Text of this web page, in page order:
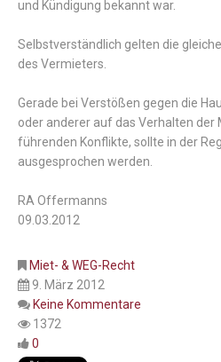
und Kündigung bekannt war.
Selbstverständlich gelten die
des Vermieters.
Gerade bei Verstößen gegen die
oder anderer auf das Verhalten der
führenden Konflikte, sollte in der
ausgesprochen werden.
RA Offermanns
09.03.2012
Miet- & WEG-Recht
9. März 2012
Keine Kommentare
1372
0